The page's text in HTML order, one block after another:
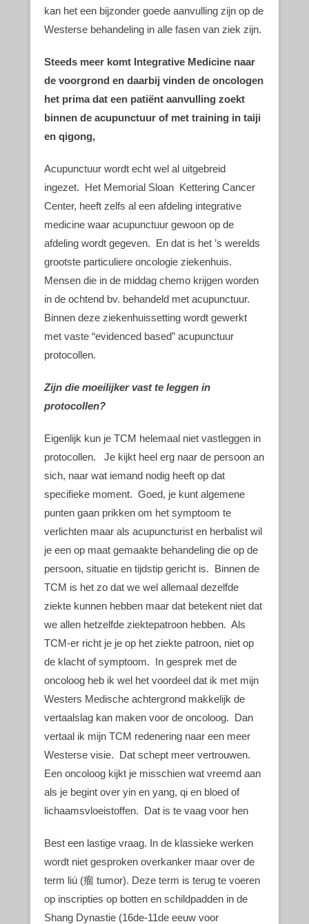
kan het een bijzonder goede aanvulling zijn op de
Westerse behandeling in alle fasen van ziek zijn.
Steeds meer komt Integrative Medicine naar
de voorgrond en daarbij vinden de oncologen
het prima dat een patiënt aanvulling zoekt
binnen de acupunctuur of met training in taiji
en qigong,
Acupunctuur wordt echt wel al uitgebreid
ingezet. Het Memorial Sloan Kettering Cancer
Center, heeft zelfs al een afdeling integrative
medicine waar acupunctuur gewoon op de
afdeling wordt gegeven. En dat is het ’s werelds
grootste particuliere oncologie ziekenhuis.
Mensen die in de middag chemo krijgen worden
in de ochtend bv. behandeld met acupunctuur.
Binnen deze ziekenhuissetting wordt gewerkt
met vaste “evidenced based” acupunctuur
protocollen.
Zijn die moeilijker vast te leggen in
protocollen?
Eigenlijk kun je TCM helemaal niet vastleggen in
protocollen. Je kijkt heel erg naar de persoon an
sich, naar wat iemand nodig heeft op dat
specifieke moment. Goed, je kunt algemene
punten gaan prikken om het symptoom te
verlichten maar als acupuncturist en herbalist wil
je een op maat gemaakte behandeling die op de
persoon, situatie en tijdstip gericht is. Binnen de
TCM is het zo dat we wel allemaal dezelfde
ziekte kunnen hebben maar dat betekent niet dat
we allen hetzelfde ziektepatroon hebben. Als
TCM-er richt je je op het ziekte patroon, niet op
de klacht of symptoom. In gesprek met de
oncoloog heb ik wel het voordeel dat ik met mijn
Westers Medische achtergrond makkelijk de
vertaalslag kan maken voor de oncoloog. Dan
vertaal ik mijn TCM redenering naar een meer
Westerse visie. Dat schept meer vertrouwen.
Een oncoloog kijkt je misschien wat vreemd aan
als je begint over yin en yang, qi en bloed of
lichaamsvloeistoffen. Dat is te vaag voor hen
Best een lastige vraag. In de klassieke werken
wordt niet gesproken overkanker maar over de
term liú (瘤 tumor). Deze term is terug te voeren
op inscripties op botten en schildpadden in de
Shang Dynastie (16de-11de eeuw voor